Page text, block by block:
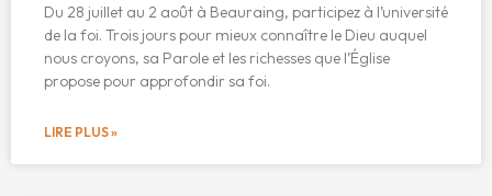
Du 28 juillet au 2 août à Beauraing, participez à l’université
de la foi. Trois jours pour mieux connaître le Dieu auquel
nous croyons, sa Parole et les richesses que l’Église
propose pour approfondir sa foi.
LIRE PLUS »